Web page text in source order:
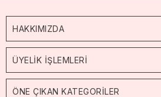
HAKKIMIZDA
ÜYELİK İŞLEMLERİ
ÖNE ÇIKAN KATEGORİLER